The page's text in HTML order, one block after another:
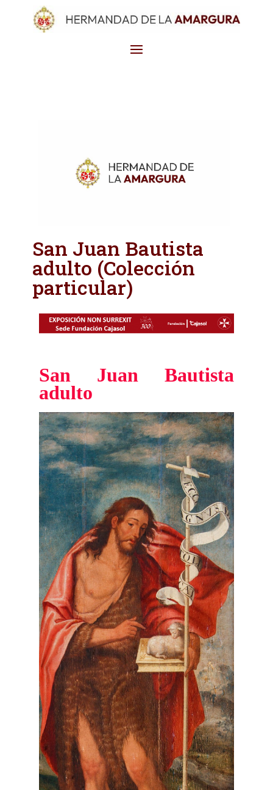
San Juan Bautista
adulto (Colección
particular)
San Juan Bautista
adulto